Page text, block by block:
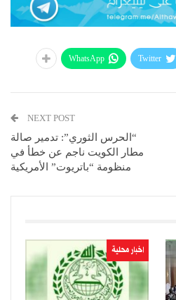
Twitter
WhatsApp
NEXT POST
“الحرس الثوري”: تدمير صالة
مطار الكويت ناجم عن خطأ في
منظومة “باتريوت” الأمريكية
اخبار محلية